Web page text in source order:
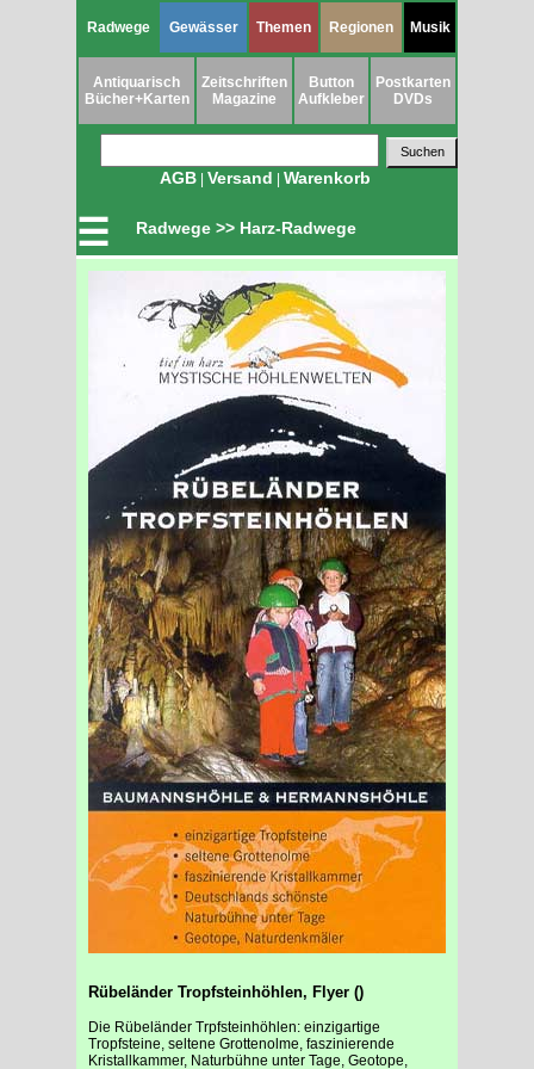
Radwege Gewässer Themen Regionen Musik
Antiquarisch
Bücher+Karten
Zeitschriften
Magazine
Button
Aufkleber
Postkarten
DVDs
AGB | Versand | Warenkorb
☰ Radwege >> Harz-Radwege
Rübeländer Tropfsteinhöhlen, Flyer ()
Die Rübeländer Trpfsteinhöhlen: einzigartige
Tropfsteine, seltene Grottenolme, faszinierende
Kristallkammer, Naturbühne unter Tage, Geotope,